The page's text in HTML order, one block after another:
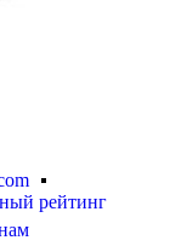
рейтинг